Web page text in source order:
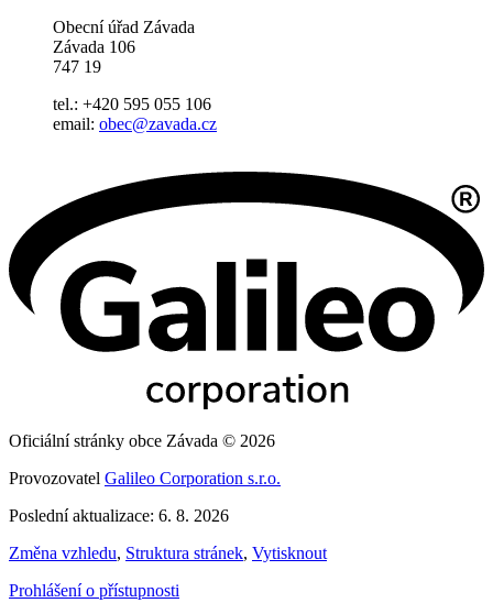
Obecní úřad Závada
Závada 106
747 19
tel.: +420 595 055 106
email: obec@zavada.cz
Oficiální stránky obce Závada © 2026
Provozovatel Galileo Corporation s.r.o.
Poslední aktualizace: 6. 8. 2026
Změna vzhledu, Struktura stránek, Vytisknout
Prohlášení o přístupnosti